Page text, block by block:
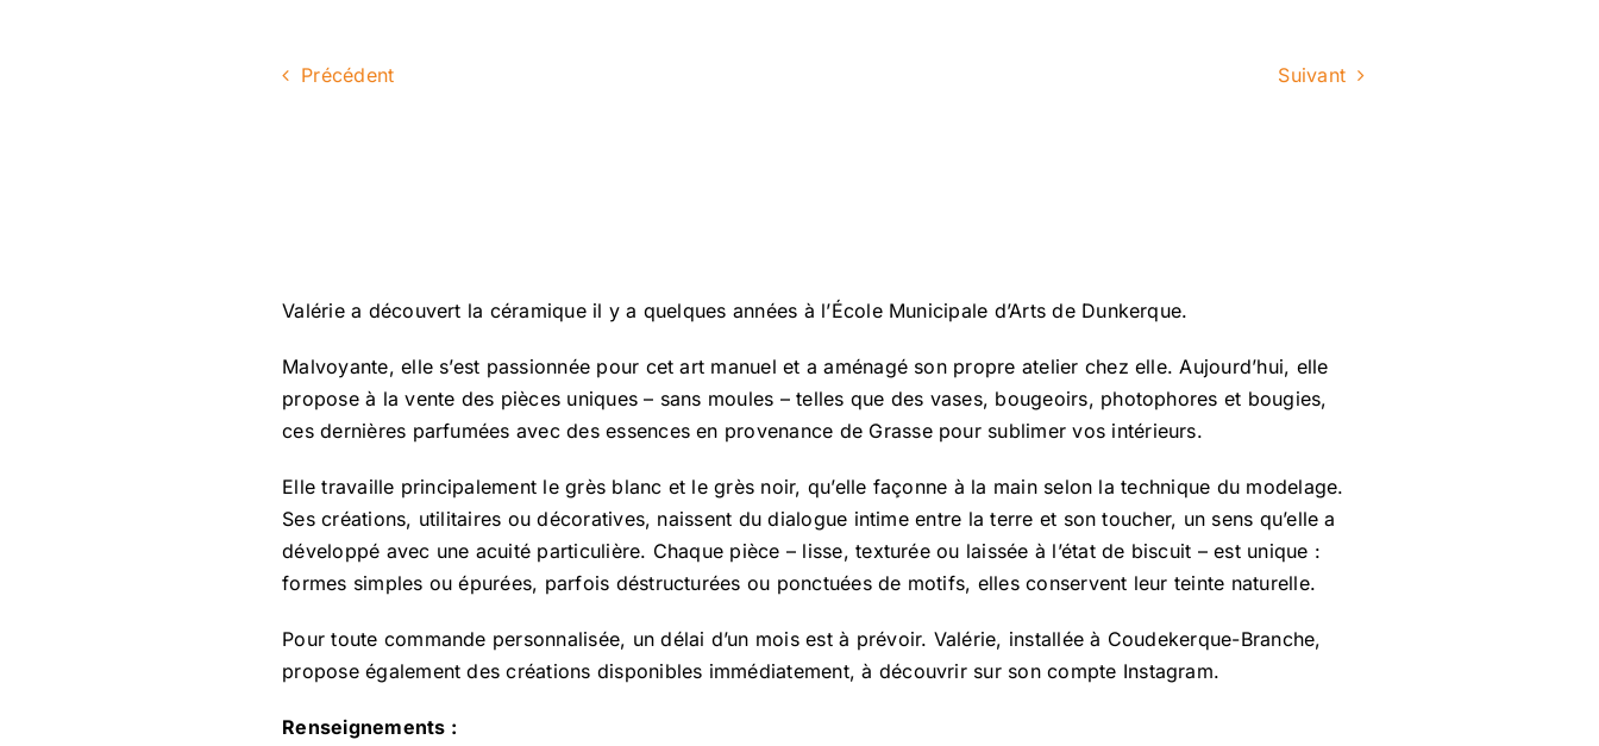
Précédent Suivant
Valérie a découvert la céramique il y a quelques années à l’École Municipale d’Arts de Dunkerque.
Malvoyante, elle s’est passionnée pour cet art manuel et a aménagé son propre atelier chez elle. Aujourd’hui, elle
propose à la vente des pièces uniques – sans moules – telles que des vases, bougeoirs, photophores et bougies,
ces dernières parfumées avec des essences en provenance de Grasse pour sublimer vos intérieurs.
Elle travaille principalement le grès blanc et le grès noir, qu’elle façonne à la main selon la technique du modelage.
Ses créations, utilitaires ou décoratives, naissent du dialogue intime entre la terre et son toucher, un sens qu’elle a
développé avec une acuité particulière. Chaque pièce – lisse, texturée ou laissée à l’état de biscuit – est unique :
formes simples ou épurées, parfois déstructurées ou ponctuées de motifs, elles conservent leur teinte naturelle.
Pour toute commande personnalisée, un délai d’un mois est à prévoir. Valérie, installée à Coudekerque-Branche,
propose également des créations disponibles immédiatement, à découvrir sur son compte Instagram.
Renseignements :